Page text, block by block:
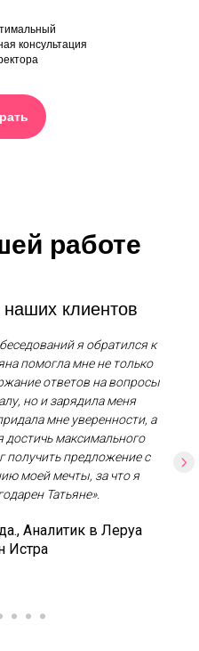
консультация
работе
клиентов
я обратился к
помогла мне не только
ответов на вопросы
но и зарядила меня
мне уверенности, а
максимального
получить предложение с
моей мечты, за что я
Татьяне».
Аналитик в Леруа
Истра